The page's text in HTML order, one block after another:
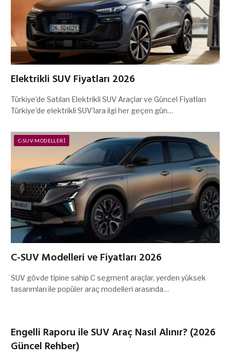
Elektrikli SUV Fiyatları 2026
Türkiye’de Satılan Elektrikli SUV Araçlar ve Güncel Fiyatları
Türkiye’de elektrikli SUV’lara ilgi her geçen gün…
C-SUV MODELLERI
C-SUV Modelleri ve Fiyatları 2026
SUV gövde tipine sahip C segment araçlar, yerden yüksek
tasarımları ile popüler araç modelleri arasında…
Engelli Raporu ile SUV Araç Nasıl Alınır? (2026
Güncel Rehber)